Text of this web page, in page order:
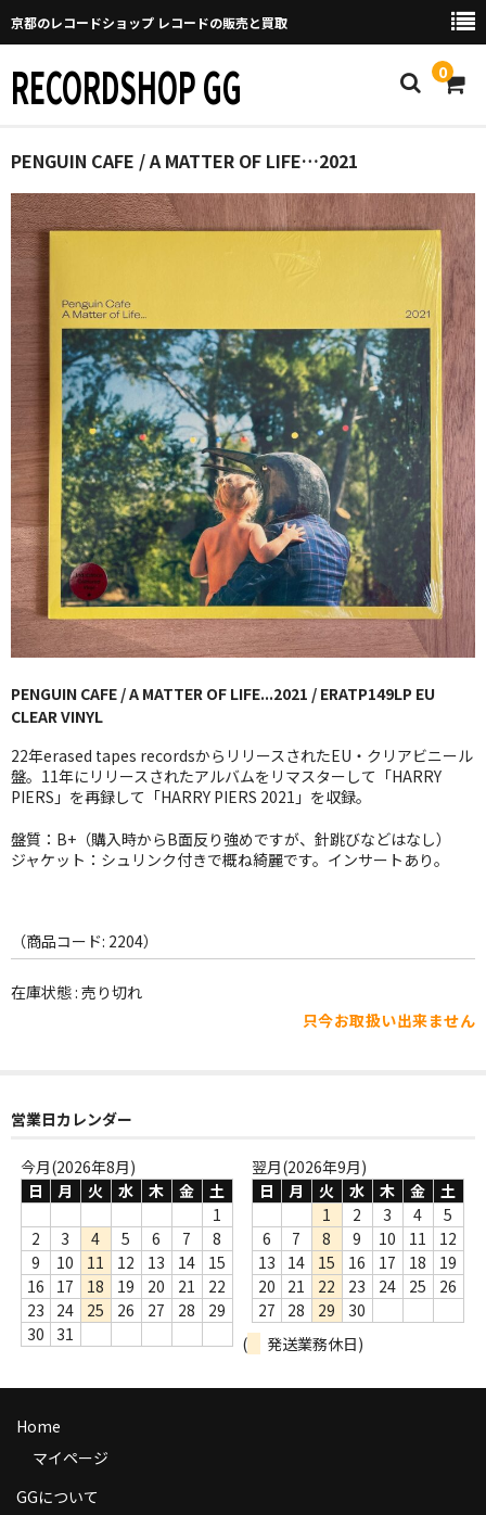
京都のレコードショップ レコードの販売と買取
RECORDSHOP GG 0
Home
マイページ
GGについて
取り置きなどについて
Categories
New Arrivals
新譜
GG RECORD （当店のレーベル）
全商品
JAZZ-US
BLUE NOTE
JAZZ-EU
JAZZ-JP
JAZZ-VOCAL
J-POP
FOLK,SSW
レア盤（1万円以上）
Webのみ no.1
Webのみ no.2
Webのみ no.3
Webのみ no.4
売り切れ
Help
送料
PENGUIN CAFE / A MATTER OF LIFE…2021
PENGUIN CAFE / A MATTER OF LIFE...2021 / ERATP149LP EU
CLEAR VINYL
22年erased tapes recordsからリリースされたEU・クリアビニール
盤。11年にリリースされたアルバムをリマスターして「HARRY
PIERS」を再録して「HARRY PIERS 2021」を収録。
盤質：B+（購入時からB面反り強めですが、針跳びなどはなし）
ジャケット：シュリンク付きで概ね綺麗です。インサートあり。
（商品コード: 2204）
在庫状態 : 売り切れ
只今お取扱い出来ません
営業日カレンダー
今月(2026年8月)
日
月 火 水 木 金
土
1
2
3 4 5 6 7
8
9
10 11 12 13 14
15
16
17 18 19 20 21
22
23
24 25 26 27 28
29
30
31
翌月(2026年9月)
日
月 火 水 木 金
土
1
2 3 4
5
6
7 8 9 10 11
12
13
14 15 16 17 18
19
20
21 22 23 24 25
26
27
28 29
30
(
発送業務休日)
Home
マイページ
GGについて